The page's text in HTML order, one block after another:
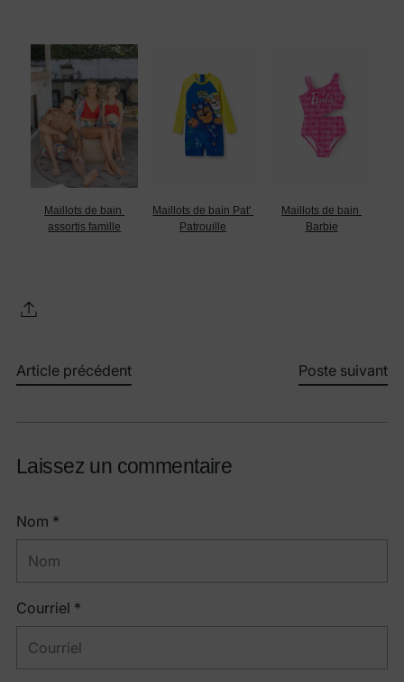
Maillots de bain
assortis famille
Maillots de bain Pat'
Patrouille
Maillots de bain
Barbie
Article précédent Poste suivant
Laissez un commentaire
Nom *
Courriel *